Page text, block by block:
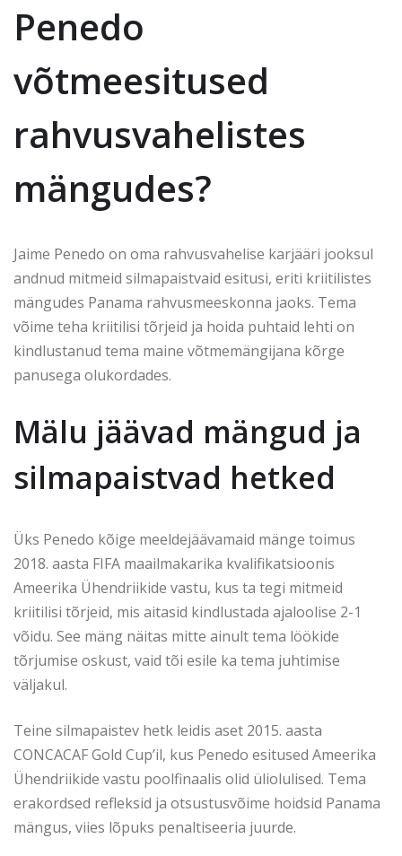
Penedo
võtmeesitused
rahvusvahelistes
mängudes?
Jaime Penedo on oma rahvusvahelise karjääri jooksul
andnud mitmeid silmapaistvaid esitusi, eriti kriitilistes
mängudes Panama rahvusmeeskonna jaoks. Tema
võime teha kriitilisi tõrjeid ja hoida puhtaid lehti on
kindlustanud tema maine võtmemängijana kõrge
panusega olukordades.
Mälu jäävad mängud ja
silmapaistvad hetked
Üks Penedo kõige meeldejäävamaid mänge toimus
2018. aasta FIFA maailmakarika kvalifikatsioonis
Ameerika Ühendriikide vastu, kus ta tegi mitmeid
kriitilisi tõrjeid, mis aitasid kindlustada ajaloolise 2-1
võidu. See mäng näitas mitte ainult tema löökide
tõrjumise oskust, vaid tõi esile ka tema juhtimise
väljakul.
Teine silmapaistev hetk leidis aset 2015. aasta
CONCACAF Gold Cup’il, kus Penedo esitused Ameerika
Ühendriikide vastu poolfinaalis olid üliolulised. Tema
erakordsed refleksid ja otsustusvõime hoidsid Panama
mängus, viies lõpuks penaltiseeria juurde.